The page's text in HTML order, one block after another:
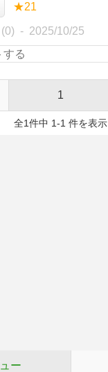
★21
2025/10/25
1
全1件中 1-1 件を表示
ー